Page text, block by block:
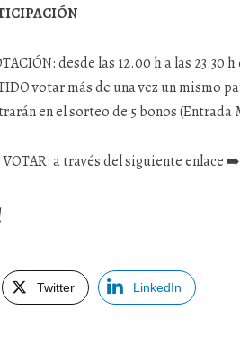
desde las 12.00 h a las 23.30
votar más de una vez un mismo
en el sorteo de 5 bonos (Entrada
VOTAR: a través del siguiente enlace ➡️
Twitter LinkedIn